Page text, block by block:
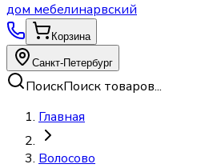
дом мебелинарвский
Корзина
Санкт-Петербург
ПоискПоиск товаров...
Главная
Волосово